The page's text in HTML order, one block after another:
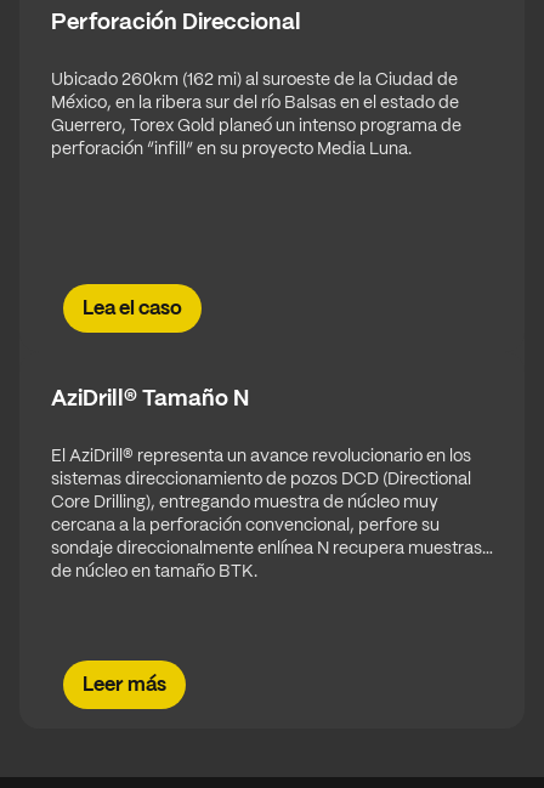
Perforación Direccional
Ubicado 260km (162 mi) al suroeste de la Ciudad de
México, en la ribera sur del río Balsas en el estado de
Guerrero, Torex Gold planeó un intenso programa de
perforación “infill” en su proyecto Media Luna.
Lea el caso
AziDrill® Tamaño N
El AziDrill® representa un avance revolucionario en los
sistemas direccionamiento de pozos DCD (Directional
Core Drilling), entregando muestra de núcleo muy
cercana a la perforación convencional, perfore su
sondaje direccionalmente enlínea N recupera muestras
de núcleo en tamaño BTK.
Leer más